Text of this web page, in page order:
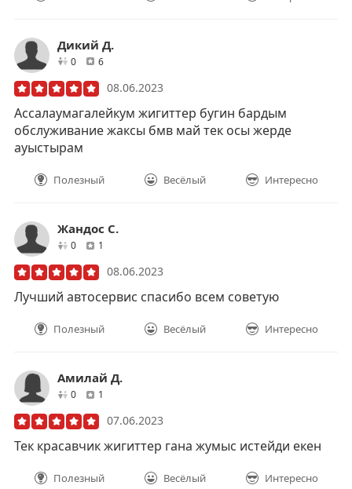
Дикий Д.
0друзей
6отзывов
08.06.2023
Ассалаумагалейкум жигиттер бугин бардым
обслуживание жаксы бмв май тек осы жерде
ауыстырам
Полезный Весёлый Интересно
Жандос С.
0друзей1
08.06.2023
Лучший автосервис спасибо всем советую
Полезный Весёлый Интересно
Амилай Д.
0друзей1
07.06.2023
Тек красавчик жигиттер гана жумыс истейди екен
Полезный Весёлый Интересно